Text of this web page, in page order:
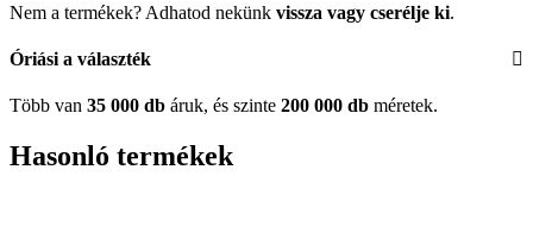
Nem a termékek? Adhatod nekünk vissza vagy cserélje ki.
Óriási a választék
Több van 35 000 db áruk, és szinte 200 000 db méretek.
Hasonló termékek